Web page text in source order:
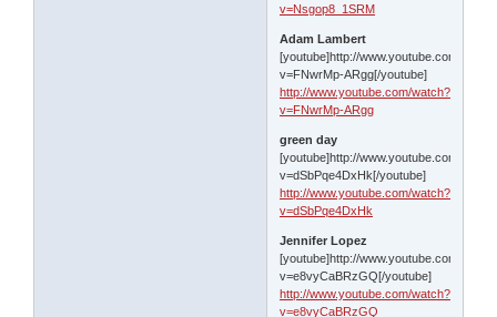
v=Nsgop8_1SRM
Adam Lambert
[youtube]http://www.youtube.com/
v=FNwrMp-ARgg[/youtube]
http://www.youtube.com/watch?
v=FNwrMp-ARgg
green day
[youtube]http://www.youtube.com/
v=dSbPqe4DxHk[/youtube]
http://www.youtube.com/watch?
v=dSbPqe4DxHk
Jennifer Lopez
[youtube]http://www.youtube.com/
v=e8vyCaBRzGQ[/youtube]
http://www.youtube.com/watch?
v=e8vyCaBRzGQ